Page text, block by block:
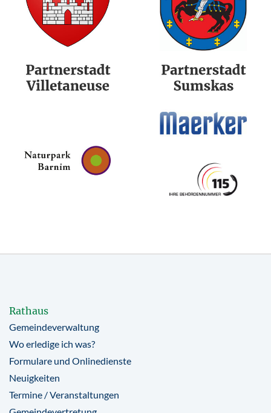
Rathaus
Gemeindeverwaltung
Wo erledige ich was?
Formulare und Onlinedienste
Neuigkeiten
Termine / Veranstaltungen